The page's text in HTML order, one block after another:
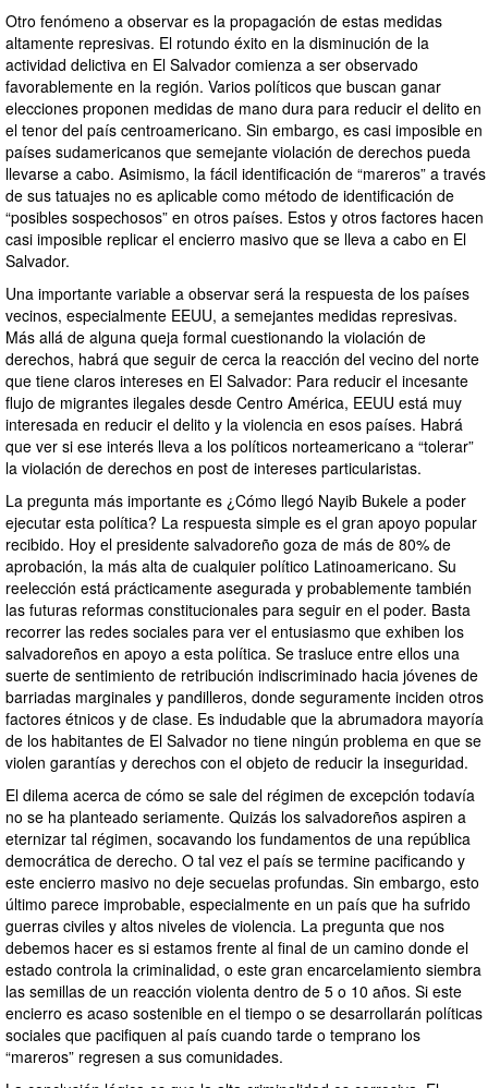
Otro fenómeno a observar es la propagación de estas medidas
altamente represivas. El rotundo éxito en la disminución de la
actividad delictiva en El Salvador comienza a ser observado
favorablemente en la región. Varios políticos que buscan ganar
elecciones proponen medidas de mano dura para reducir el delito en
el tenor del país centroamericano. Sin embargo, es casi imposible en
países sudamericanos que semejante violación de derechos pueda
llevarse a cabo. Asimismo, la fácil identificación de “mareros” a través
de sus tatuajes no es aplicable como método de identificación de
“posibles sospechosos” en otros países. Estos y otros factores hacen
casi imposible replicar el encierro masivo que se lleva a cabo en El
Salvador.
Una importante variable a observar será la respuesta de los países
vecinos, especialmente EEUU, a semejantes medidas represivas.
Más allá de alguna queja formal cuestionando la violación de
derechos, habrá que seguir de cerca la reacción del vecino del norte
que tiene claros intereses en El Salvador: Para reducir el incesante
flujo de migrantes ilegales desde Centro América, EEUU está muy
interesada en reducir el delito y la violencia en esos países. Habrá
que ver si ese interés lleva a los políticos norteamericano a “tolerar”
la violación de derechos en post de intereses particularistas.
La pregunta más importante es ¿Cómo llegó Nayib Bukele a poder
ejecutar esta política? La respuesta simple es el gran apoyo popular
recibido. Hoy el presidente salvadoreño goza de más de 80% de
aprobación, la más alta de cualquier político Latinoamericano. Su
reelección está prácticamente asegurada y probablemente también
las futuras reformas constitucionales para seguir en el poder. Basta
recorrer las redes sociales para ver el entusiasmo que exhiben los
salvadoreños en apoyo a esta política. Se trasluce entre ellos una
suerte de sentimiento de retribución indiscriminado hacia jóvenes de
barriadas marginales y pandilleros, donde seguramente inciden otros
factores étnicos y de clase. Es indudable que la abrumadora mayoría
de los habitantes de El Salvador no tiene ningún problema en que se
violen garantías y derechos con el objeto de reducir la inseguridad.
El dilema acerca de cómo se sale del régimen de excepción todavía
no se ha planteado seriamente. Quizás los salvadoreños aspiren a
eternizar tal régimen, socavando los fundamentos de una república
democrática de derecho. O tal vez el país se termine pacificando y
este encierro masivo no deje secuelas profundas. Sin embargo, esto
último parece improbable, especialmente en un país que ha sufrido
guerras civiles y altos niveles de violencia. La pregunta que nos
debemos hacer es si estamos frente al final de un camino donde el
estado controla la criminalidad, o este gran encarcelamiento siembra
las semillas de un reacción violenta dentro de 5 o 10 años. Si este
encierro es acaso sostenible en el tiempo o se desarrollarán políticas
sociales que pacifiquen al país cuando tarde o temprano los
“mareros” regresen a sus comunidades.